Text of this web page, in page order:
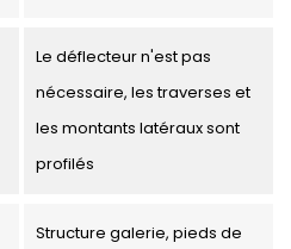
Le déflecteur n'est pas
nécessaire, les traverses et
les montants latéraux sont
profilés
Structure galerie, pieds de